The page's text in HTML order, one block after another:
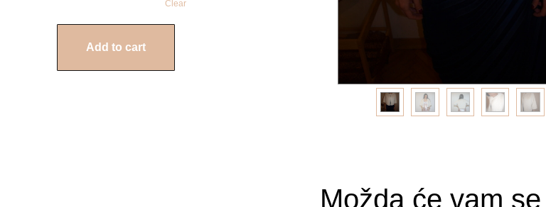
Clear
Add to cart
Možda će vam